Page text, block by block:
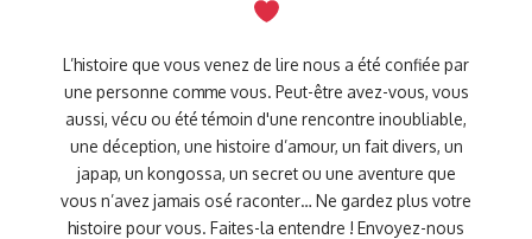
L’histoire que vous venez de lire nous a été confiée par
une personne comme vous. Peut-être avez-vous, vous
aussi, vécu ou été témoin d'une rencontre inoubliable,
une déception, une histoire d’amour, un fait divers, un
japap, un kongossa, un secret ou une aventure que
vous n’avez jamais osé raconter… Ne gardez plus votre
histoire pour vous. Faites-la entendre ! Envoyez-nous